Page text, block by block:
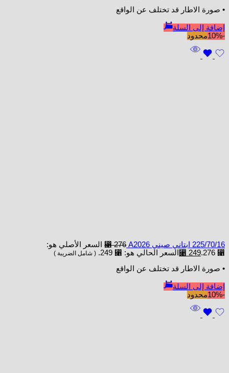
• صورة الاطار قد تختلف عن الواقع
إضافة إلى السلة
-10%
محدود
225/70/16 ابتاني صيني A2026 ⃁276
السعر الأصلي هو:
⃁ 276.
⃁ 249 السعر الحالي هو: ⃁ 249. ( شامل الضريبة )
• صورة الاطار قد تختلف عن الواقع
إضافة إلى السلة
-10%
محدود